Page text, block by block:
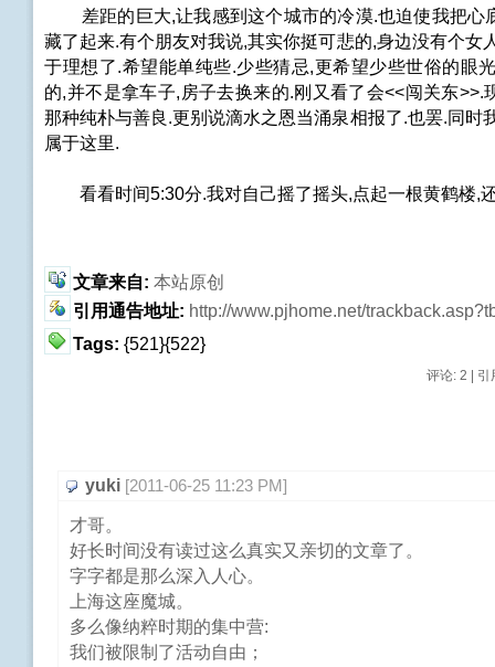
差距的巨大,让我感到这个城市的冷漠.也迫使我把心
藏了起来.有个朋友对我说,其实你挺可悲的,身边没有个女
于理想了.希望能单纯些.少些猜忌,更希望少些世俗的眼
的,并不是拿车子,房子去换来的.刚又看了会<<闯关东>>.
那种纯朴与善良.更别说滴水之恩当涌泉相报了.也罢.同时
属于这里.
看看时间5:30分.我对自己摇了摇头,点起一根黄鹤楼,
文章来自: 本站原创
引用通告地址: http://www.pjhome.net/
Tags: {521}{522}
评论: 2 | 引
yuki [2011-06-25 11:23 PM]
才哥。
好长时间没有读过这么真实又亲切的文章了。
字字都是那么深入人心。
上海这座魔城。
多么像纳粹时期的集中营:
我们被限制了活动自由；